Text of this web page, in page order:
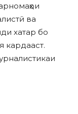
ва
хатар бо
кардааст.